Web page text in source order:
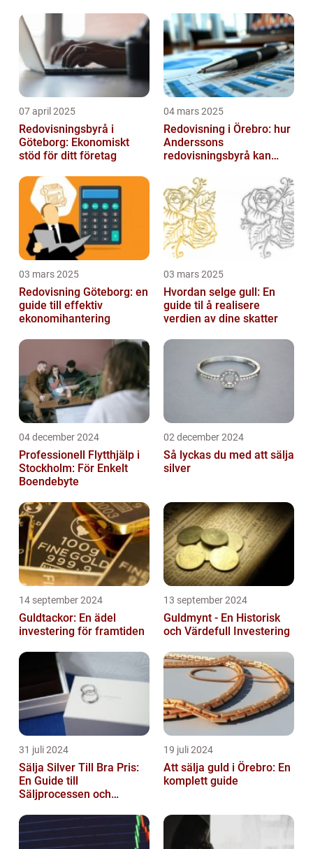
07 april 2025
Redovisningsbyrå i
Göteborg: Ekonomiskt
stöd för ditt företag
04 mars 2025
Redovisning i Örebro: hur
Anderssons
redovisningsbyrå kan
03 mars 2025
Redovisning Göteborg: en
guide till effektiv
ekonomihantering
03 mars 2025
Hvordan selge gull: En
guide til å realisere
verdien av dine skatter
04 december 2024
Professionell Flytthjälp i
Stockholm: För Enkelt
Boendebyte
02 december 2024
Så lyckas du med att sälja
silver
14 september 2024
Guldtackor: En ädel
investering för framtiden
13 september 2024
Guldmynt - En Historisk
och Värdefull Investering
31 juli 2024
Sälja Silver Till Bra Pris:
En Guide till
Säljprocessen och
19 juli 2024
Att sälja guld i Örebro: En
komplett guide